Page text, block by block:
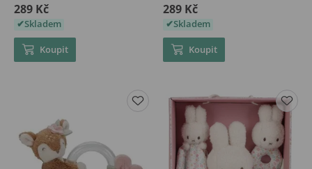
289 Kč
Skladem
Koupit
289 Kč
Skladem
Koupit